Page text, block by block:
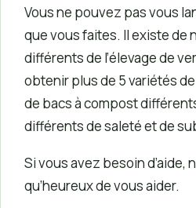
Vous ne pouvez pas vous
que vous faites. Il existe de
différents de l’élevage de
obtenir plus de 5 variétés
de bacs à compost
différents de saleté et de
Si vous avez besoin d’aide,
qu’heureux de vous aider.